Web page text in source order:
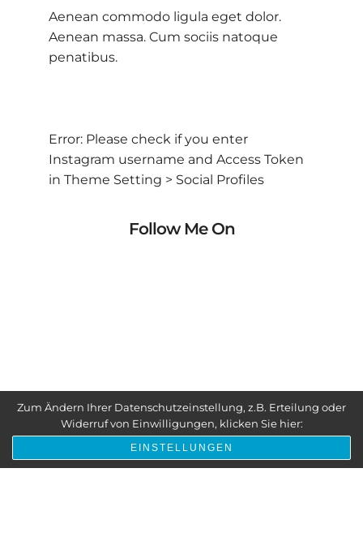
Aenean commodo ligula eget dolor.
Aenean massa. Cum sociis natoque
penatibus.
Error: Please check if you enter
Instagram username and Access Token
in Theme Setting > Social Profiles
Follow Me On
© Copyright 2019-2025 by Fotonotion
Zum Ändern Ihrer Datenschutzeinstellung, z.B. Erteilung oder
Widerruf von Einwilligungen, klicken Sie hier:
EINSTELLUNGEN